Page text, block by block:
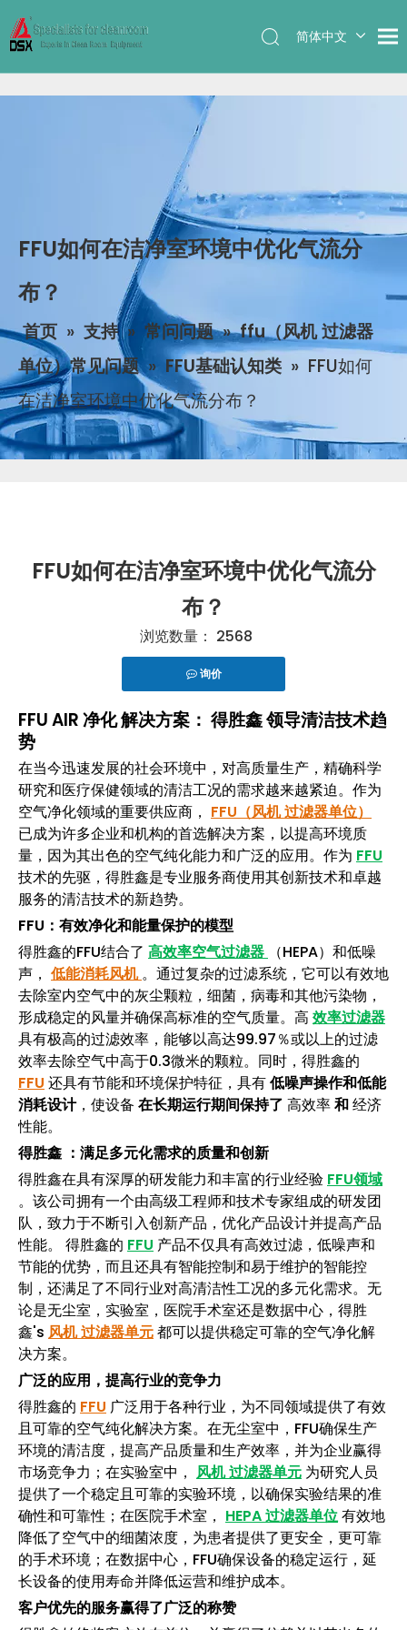
简体中文
FFU如何在洁净室环境中优化气流分
布？
首页 » 支持 » 常问问题 »ffu（风机 过滤器
单位）常见问题 » FFU基础认知类 » FFU如何
在洁净室环境中优化气流分布？
FFU如何在洁净室环境中优化气流分
布？
浏览数量： 2568
询价
FFU AIR 净化 解决方案： 得胜鑫领导清洁技术趋
势
在当今迅速发展的社会环境中，对高质量生产，精确科学
研究和医疗保健领域的清洁工况的需求越来越紧迫。作为
空气净化领域的重要供应商， FFU（风机 过滤器单位）
已成为许多企业和机构的首选解决方案，以提高环境质
量，因为其出色的空气纯化能力和广泛的应用。作为 FFU
技术的先驱，得胜鑫是专业服务商使用其创新技术和卓越
服务的清洁技术的新趋势。
FFU：有效净化和能量保护的模型
得胜鑫的FFU结合了 高效率空气过滤器
（HEPA）和低噪
声， 低能消耗风机。通过复杂的过滤系统，它可以有效地
去除室内空气中的灰尘颗粒，细菌，病毒和其他污染物，
形成稳定的风量并确保高标准的空气质量。高 效率过滤器
具有极高的过滤效率，能够以高达99.97％或以上的过滤
效率去除空气中高于0.3微米的颗粒。同时，得胜鑫的
FFU 还具有节能和环境保护特征，具有低噪声操作和低能
消耗设计，使设备 在长期运行期间保持了 高效率和经济
性能。
得胜鑫 ：满足多元化需求的质量和创新
得胜鑫在具有深厚的研发能力和丰富的行业经验 FFU领域
。该公司拥有一个由高级工程师和技术专家组成的研发团
队，致力于不断引入创新产品，优化产品设计并提高产品
性能。 得胜鑫的 FFU 产品不仅具有高效过滤，低噪声和
节能的优势，而且还具有智能控制和易于维护的智能控
制，还满足了不同行业对高清洁性工况的多元化需求。无
论是无尘室，实验室，医院手术室还是数据中心，得胜
鑫's 风机 过滤器单元都可以提供稳定可靠的空气净化解
决方案。
广泛的应用，提高行业的竞争力
得胜鑫的 FFU 广泛用于各种行业，为不同领域提供了有效
且可靠的空气纯化解决方案。在无尘室中，FFU确保生产
环境的清洁度，提高产品质量和生产效率，并为企业赢得
市场竞争力；在实验室中， 风机 过滤器单元 为研究人员
提供了一个稳定且可靠的实验环境，以确保实验结果的准
确性和可靠性；在医院手术室， HEPA 过滤器单位有效地
降低了空气中的细菌浓度，为患者提供了更安全，更可靠
的手术环境；在数据中心，FFU确保设备的稳定运行，延
长设备的使用寿命并降低运营和维护成本。
客户优先的服务赢得了广泛的称赞